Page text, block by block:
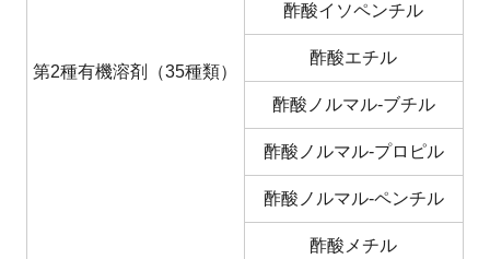
第2種有機溶剤（35種類）
酢酸イソペンチル
酢酸エチル
酢酸ノルマル-ブチル
酢酸ノルマル-プロピル
酢酸ノルマル-ペンチル
酢酸メチル